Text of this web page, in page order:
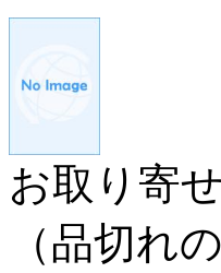
お取り寄せ
（品切れ